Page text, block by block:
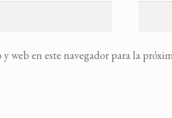
web en este navegador para la